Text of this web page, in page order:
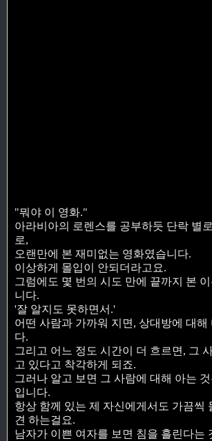
"뭐야 이 영화."
아라비아의 로렌스를 공부하듯 단락 별
로,
오랜만에 본 재미없는 영화였습니다.
이상하게 몰입이 안되더라고요.
그럼에도 몇 번의 시도 만에 끝까지 본
니다.
'잘 알지도 못하면서.'
어떤 사람과 가까워 지면, 상대방에 대해
다.
그리고 어느 정도 시간이 더 흐르면, 그
고 있다고 착각하게 되죠.
그러나 알고 보면 그 사람에 대해 아는
입니다.
항상 함께 있는 제 자신에게서도 가끔씩
견 하는걸요.
남자가 이쁜 여자를 보면 침을 흘린다는